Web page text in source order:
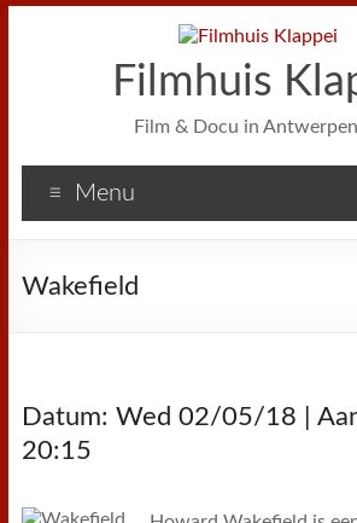
Filmhuis
Film & Docu in
Menu
Wakefield
Datum: Wed 02/05/18 |
20:15